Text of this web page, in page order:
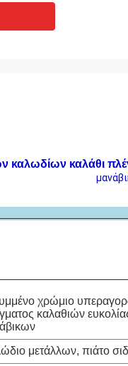
καλάθι
χρώμιο
καλαθιών
μετάλλων, πιάτο